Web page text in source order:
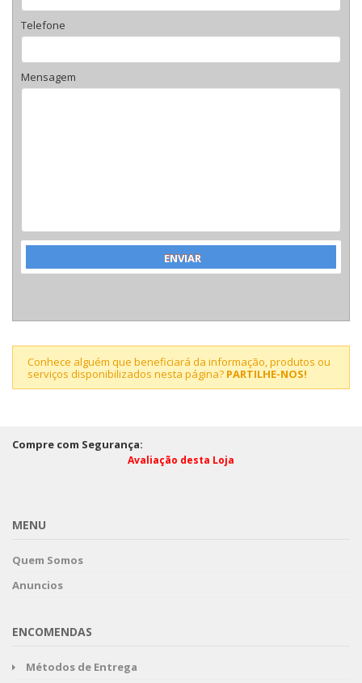
Telefone
Mensagem
Conhece alguém que beneficiará da informação, produtos ou
serviços disponibilizados nesta página? PARTILHE-NOS!
Compre com Segurança:
Avaliação desta Loja
MENU
Quem Somos
Anuncios
ENCOMENDAS
Métodos de Entrega